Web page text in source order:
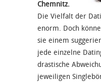
Chemnitz.
Die Vielfalt der
enorm. Doch
sie einem
jede einzelne
drastische
jeweiligen